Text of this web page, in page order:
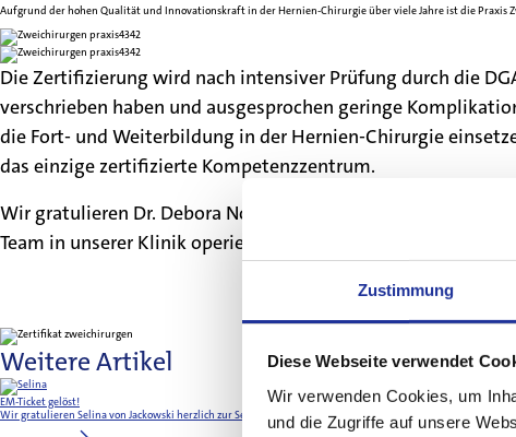
Zustimmung
Diese Webseite verwendet
Wir verwenden Cookies, um
und die Zugriffe auf unsere
Aufgrund der hohen Qualität und Innovationskraft in der Hernien-Chirurgie über viele Jahre ist die
Die Zertifizierung wird nach intensiver Prüfung durch die
verschrieben haben und ausgesprochen geringe
die Fort- und Weiterbildung in der Hernien-Chirurgie
das einzige zertifizierte Kompetenzzentrum.
Wir gratulieren Dr. Debora Nowakoswski, Prof. Dr. med.
Team in unserer Klinik operiert.
Weitere Artikel
EM-Ticket gelöst!
Wir gratulieren Selina von Jackowski herzlich zur Selektion für die Leichtathletik-Europameisterschaften